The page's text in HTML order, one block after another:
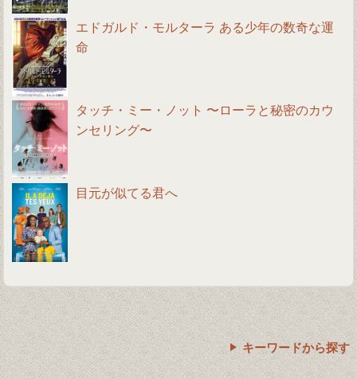
エドガルド・モルターラ ある少年の数奇な運
命
タッチ・ミー・ノット 〜ローラと秘密のカウ
ンセリング〜
目元が似てる君へ
キーワードから探す